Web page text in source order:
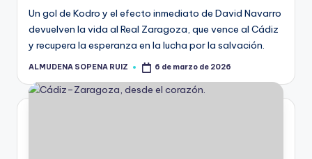
Un gol de Kodro y el efecto inmediato de David Navarro
devuelven la vida al Real Zaragoza, que vence al Cádiz
y recupera la esperanza en la lucha por la salvación.
ALMUDENA SOPENA RUIZ 6 de marzo de 2026